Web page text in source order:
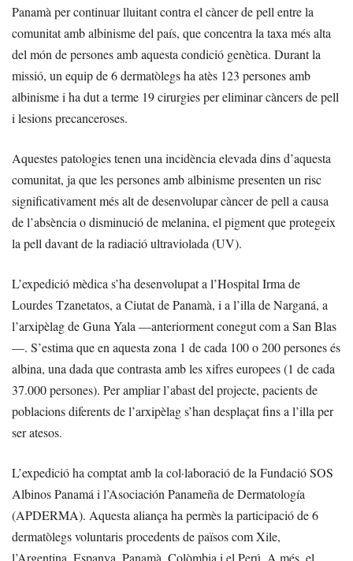
Panamà per continuar lluitant contra el càncer de pell entre la
comunitat amb albinisme del país, que concentra la taxa més alta
del món de persones amb aquesta condició genètica. Durant la
missió, un equip de 6 dermatòlegs ha atès 123 persones amb
albinisme i ha dut a terme 19 cirurgies per eliminar càncers de pell
i lesions precanceroses.
Aquestes patologies tenen una incidència elevada dins d’aquesta
comunitat, ja que les persones amb albinisme presenten un risc
significativament més alt de desenvolupar càncer de pell a causa
de l’absència o disminució de melanina, el pigment que protegeix
la pell davant de la radiació ultraviolada (UV).
L’expedició mèdica s’ha desenvolupat a l’Hospital Irma de
Lourdes Tzanetatos, a Ciutat de Panamà, i a l’illa de Narganá, a
l’arxipèlag de Guna Yala —anteriorment conegut com a San Blas
—. S’estima que en aquesta zona 1 de cada 100 o 200 persones és
albina, una dada que contrasta amb les xifres europees (1 de cada
37.000 persones). Per ampliar l’abast del projecte, pacients de
poblacions diferents de l’arxipèlag s’han desplaçat fins a l’illa per
ser atesos.
L’expedició ha comptat amb la col·laboració de la Fundació SOS
Albinos Panamá i l’Asociación Panameña de Dermatología
(APDERMA). Aquesta aliança ha permès la participació de 6
dermatòlegs voluntaris procedents de països com Xile,